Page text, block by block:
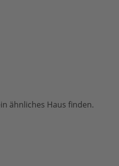
ähnliches Haus finden.